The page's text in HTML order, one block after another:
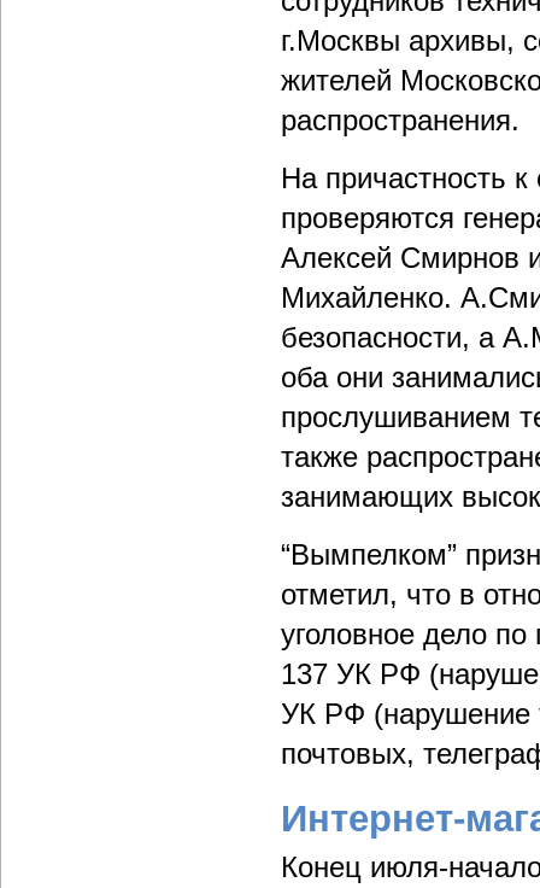
г.Москвы архивы,
жителей
распространения.
На причастность
проверяются
Алексей Смирнов
Михайленко.
безопасности, а
оба они
прослушиванием
также
занимающих
“Вымпелком”
отметил, что в
уголовное дело
137 УК РФ
УК РФ (нарушение
почтовых,
Интернет-
Конец июля-